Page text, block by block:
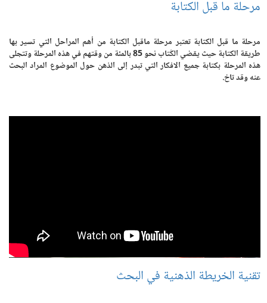
مرحلة ما قبل الكتابة
مرحلة ما قبل الكتابة تعتبر مرحلة ماقبل الكتابة من أهم المراحل التي تسير بها
طريقة الكتابة حيث يقضي الكُتاب نحو 85 بالمئة من وقتهم في هذه المرحلة وتتجلى
هذه المرحلة بكتابة جميع الافكار التي تبدر إلى الذهن حول الموضوع المراد البحث
عنه وقد تاخ.
تقنية الخريطة الذهنية في البحث